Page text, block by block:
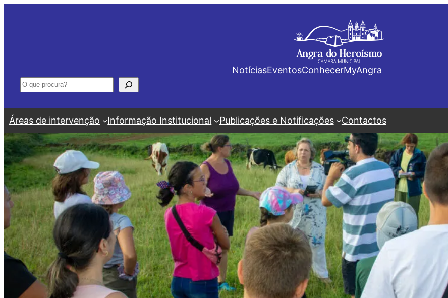
NotíciasEventosConhecerMyAngra
Pesquisar
Áreas de intervenção Informação Institucional Publicações e Notificações Contactos